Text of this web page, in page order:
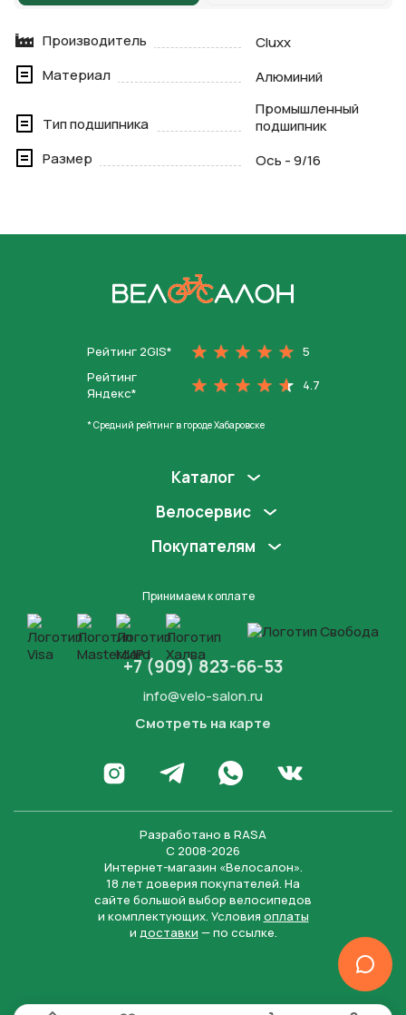
Производитель
Cluxx
Материал
Алюминий
Тип подшипника
Промышленный
подшипник
Размер
Ось - 9/16
Рейтинг 2GIS*
5
Рейтинг
Яндекс*
4.7
* Средний рейтинг в городе Хабаровске
Каталог
Велосервис
Покупателям
Принимаем к оплате
+7 (909) 823-66-53
info@velo-salon.ru
Смотреть на карте
Перейти в Инстаграм
Написать в Телеграм
Написать в WhatsApp
Перейти во
Разработано в RASA
С 2008-2026
Интернет-магазин «Велосалон».
18 лет доверия покупателей. На
сайте большой выбор велосипедов
и комплектующих. Условия оплаты
и доставки — по ссылке.
Нажимая на кнопку “Отправить заявку”, вы даете